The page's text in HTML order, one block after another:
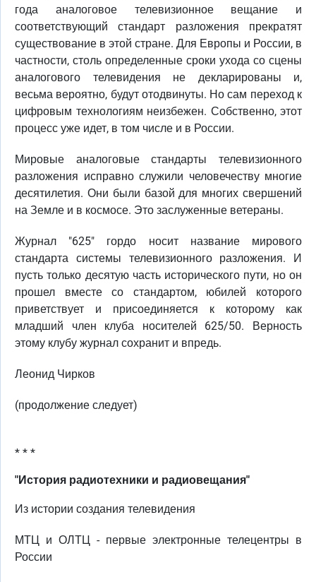
года аналоговое телевизионное вещание и
соответствующий стандарт разложения прекратят
существование в этой стране. Для Европы и России, в
частности, столь определенные сроки ухода со сцены
аналогового телевидения не декларированы и,
весьма вероятно, будут отодвинуты. Но сам переход к
цифровым технологиям неизбежен. Собственно, этот
процесс уже идет, в том числе и в России.
Мировые аналоговые стандарты телевизионного
разложения исправно служили человечеству многие
десятилетия. Они были базой для многих свершений
на Земле и в космосе. Это заслуженные ветераны.
Журнал "625" гордо носит название мирового
стандарта системы телевизионного разложения. И
пусть только десятую часть исторического пути, но он
прошел вместе со стандартом, юбилей которого
приветствует и присоединяется к которому как
младший член клуба носителей 625/50. Верность
этому клубу журнал сохранит и впредь.
Леонид Чирков
(продолжение следует)
* * *
"История радиотехники и радиовещания"
Из истории создания телевидения
МТЦ и ОЛТЦ - первые электронные телецентры в
России